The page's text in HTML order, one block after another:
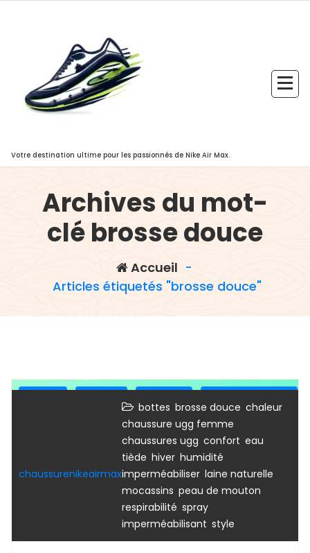
Votre destination ultime pour les passionnés de Nike Air Max.
Archives du mot-
clé brosse douce
Accueil -
Articles étiquetés "brosse douce"
chaussurenikeairmax
bottes brosse douce chaleur
chaussure ugg femme
chaussures ugg confort eau
tiède hiver humidité
imperméabiliser laine naturelle
mocassins peau de mouton
respirabilité spray
imperméabilisant style